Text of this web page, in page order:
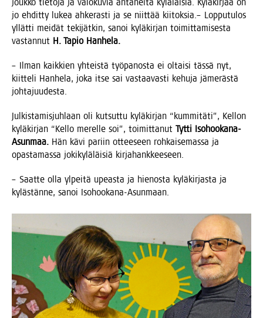
jouk­ko tie­to­ja ja valo­ku­via anta­nei­ta kylä­läi­siä. Kylä­kir­jaa on
jo ehdit­ty lukea ahke­ras­ti ja se niit­tää kii­tok­sia.– Lop­pu­tu­los
yllät­ti mei­dät teki­jät­kin, sanoi kylä­kir­jan toi­mit­ta­mi­ses­ta
vas­tan­nut H. Tapio Hanhela.
– Ilman kaik­kien yhteis­tä työ­pa­nos­ta ei oltai­si täs­sä nyt,
kiit­te­li Han­he­la, joka itse sai vas­taa­vas­ti kehu­ja jäme­räs­tä
johtajuudesta.
Jul­kis­ta­mis­juh­laan oli kut­sut­tu kylä­kir­jan “kum­mi­tä­ti”, Kel­lon
kylä­kir­jan “Kel­lo merel­le soi”, toi­mit­ta­nut Tyt­ti Iso­hoo­ka­na-
Asun­maa. Hän kävi pariin ottee­seen roh­kai­se­mas­sa ja
opas­ta­mas­sa joki­ky­lä­läi­siä kirjahankkeeseen.
– Saat­te olla ylpei­tä upeas­ta ja hie­nos­ta kylä­kir­jas­ta ja
kyläs­tän­ne, sanoi Isohookana-Asunmaan.